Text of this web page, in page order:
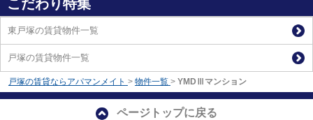
こだわり特集
東戸塚の賃貸物件一覧
戸塚の賃貸物件一覧
戸塚の賃貸ならアパマンメイト > 物件一覧 > YMDⅢマンション
ページトップに戻る